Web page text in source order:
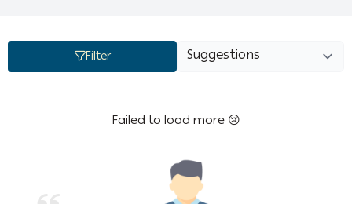
Filter
Failed to load more 😢